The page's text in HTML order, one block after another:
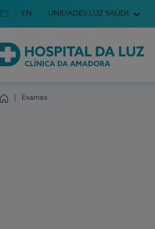
Escolha o seu idioma
Idioma em Português
PT English Language
EN UNIDADES LUZ SAÚDE
Hospital da Luz Clínica da Amadora
Exames